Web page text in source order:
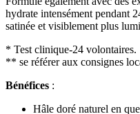
hydrate intensément pendant
satinée et visiblement plus
* Test clinique-24 volontaires.
** se référer aux consignes
Bénéfices :
Hâle doré naturel en